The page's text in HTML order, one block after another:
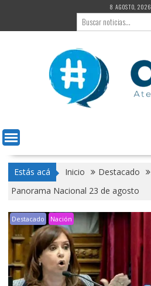
contenido
8 AGOSTO, 2026
Estás acá Inicio
Destacado
Panorama Nacional 23 de agosto
Destacado Nación